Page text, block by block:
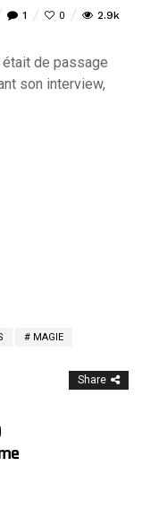
1 0 2.9k
de passage
son interview,
MAGIE
Share